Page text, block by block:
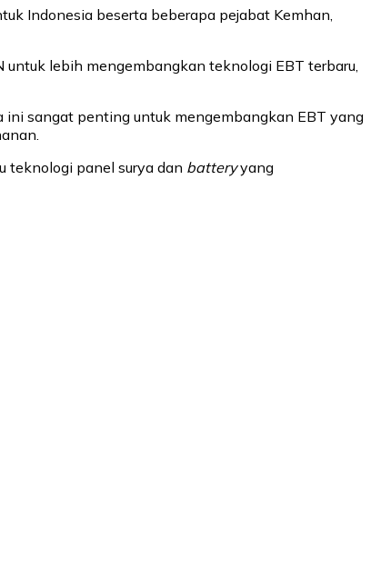
Indonesia beserta beberapa pejabat Kemhan,
lebih mengembangkan teknologi EBT terbaru,
ini sangat penting untuk mengembangkan EBT yang
teknologi panel surya dan batteryyang